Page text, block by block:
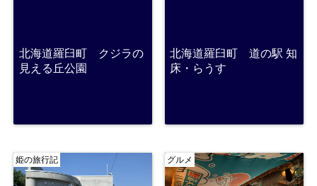
北海道羅臼町 クジラの
見える丘公園
北海道羅臼町 道の駅 知
床・らうす
姫の旅行記 グルメ